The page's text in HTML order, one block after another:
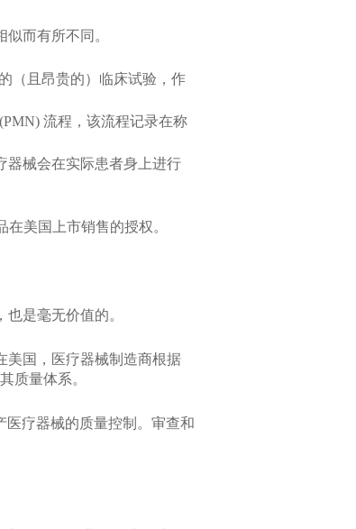
而有所不同。
（且昂贵的）临床试验，作
流程，该流程记录在称
器械会在实际患者身上进行
美国上市销售的授权。
是毫无价值的。
美国，医疗器械制造商根据
质量体系。
医疗器械的质量控制。审查和